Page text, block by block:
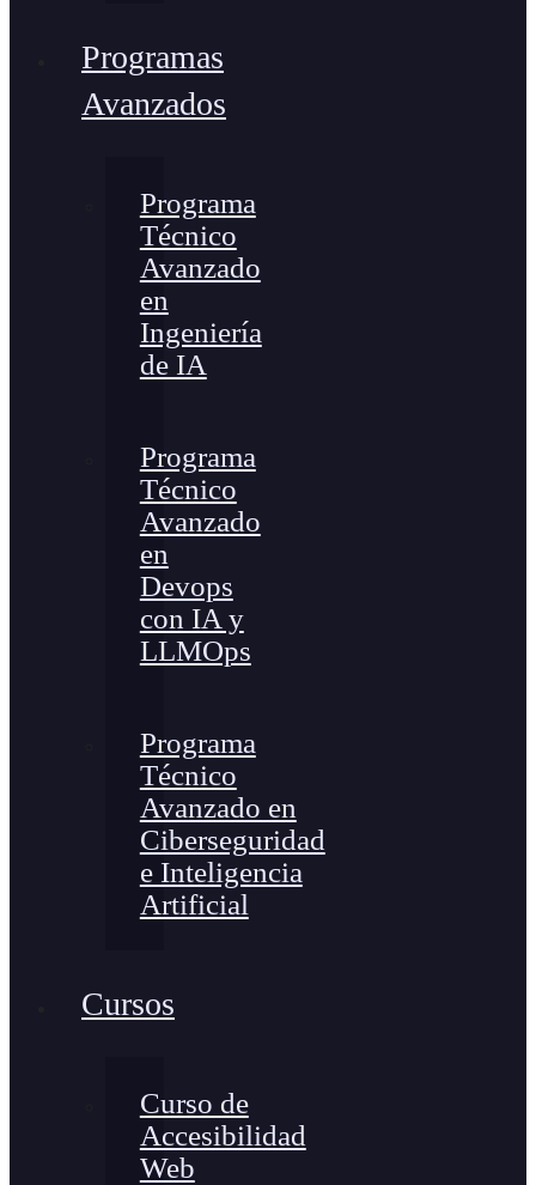
Programas
Avanzados
Programa
Técnico
Avanzado
en
Ingeniería
de IA
Programa
Técnico
Avanzado
en
Devops
con IA y
LLMOps
Programa
Técnico
Avanzado en
Ciberseguridad
e Inteligencia
Artificial
Cursos
Curso de
Accesibilidad
Web